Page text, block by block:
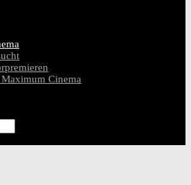
Cinema